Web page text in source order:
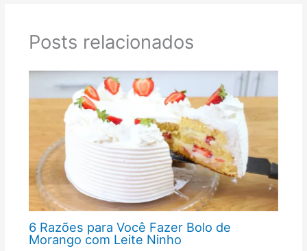
Posts relacionados
6 Razões para Você Fazer Bolo de
Morango com Leite Ninho